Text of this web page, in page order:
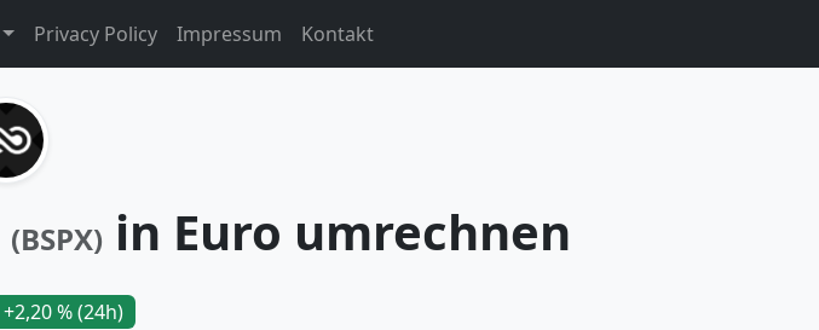
Privacy Policy Impressum Kontakt
(BSPX) in Euro umrechnen
+2,20 % (24h)